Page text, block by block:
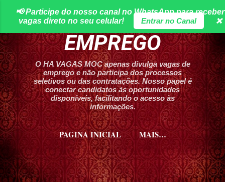
Pular para o conteúdo principal
HA VAGAS DE
EMPREGO
O HA VAGAS MOC apenas divulga vagas de
emprego e não participa dos processos
seletivos ou das contratações. Nosso papel é
conectar candidatos às oportunidades
disponíveis, facilitando o acesso às
informações.
📢 Participe do nosso canal no WhatsApp para receber
vagas direto no seu celular!
Entrar no Canal ❌
PAGINA INICIAL
MAIS…
CURSOS HA VAGAS MOC